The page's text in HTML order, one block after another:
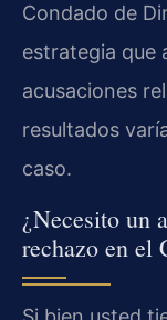
Condado de
estrategia que
acusaciones
resultados
caso.
¿Necesito un
rechazo en el